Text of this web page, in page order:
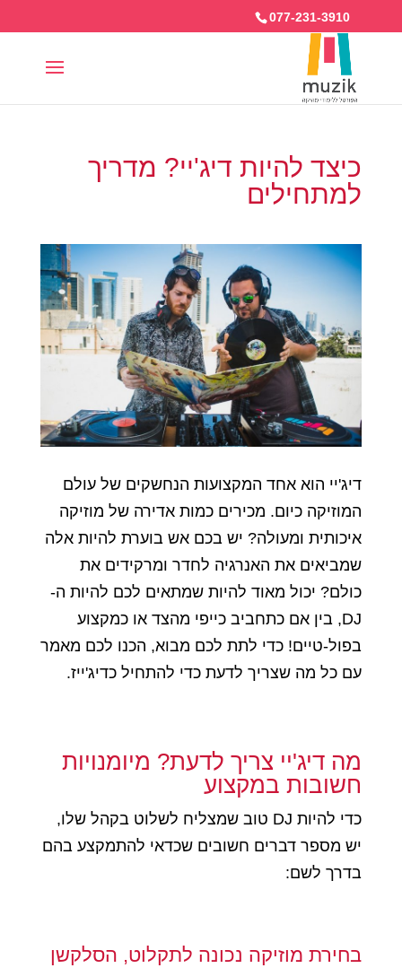
077-231-3910
כיצד להיות דיג'יי? מדריך
למתחילים
דיג'יי הוא אחד המקצועות הנחשקים של עולם
המוזיקה כיום. מכירים כמות אדירה של מוזיקה
איכותית ומעולה? יש בכם אש בוערת להיות אלה
שמביאים את האנרגיה לחדר ומרקידים את
כולם? יכול מאוד להיות שמתאים לכם להיות ה-
DJ, בין אם כתחביב כייפי מהצד או כמקצוע
בפול-טיים! כדי לתת לכם מבוא, הכנו לכם מאמר
עם כל מה שצריך לדעת כדי להתחיל כדיג'ייז.
מה דיג'יי צריך לדעת? מיומנויות
חשובות במקצוע
כדי להיות DJ טוב שמצליח לשלוט בקהל שלו,
יש מספר דברים חשובים שכדאי להתמקצע בהם
בדרך לשם:
בחירת מוזיקה נכונה לתקלוט, הסלקשן